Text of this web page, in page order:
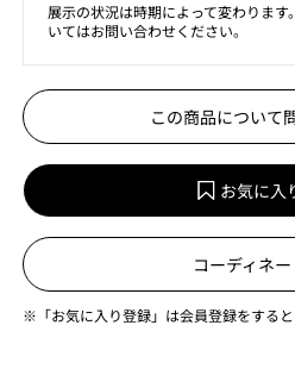
展示の状況は時期によって変わりま
いてはお問い合わせください。
この商品について
お気に入
コーディネ
※「お気に入り登録」は会員登録をすると